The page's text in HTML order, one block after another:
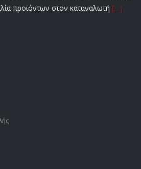
προϊόντων στον καταναλωτή […]